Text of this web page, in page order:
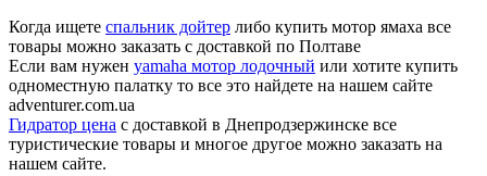
Когда ищете спальник дойтер либо купить мотор ямаха все
товары можно заказать с доставкой по Полтаве
Если вам нужен yamaha мотор лодочный или хотите купить
одноместную палатку то все это найдете на нашем сайте
adventurer.com.ua
Гидратор цена с доставкой в Днепродзержинске все
туристические товары и многое другое можно заказать на
нашем сайте.